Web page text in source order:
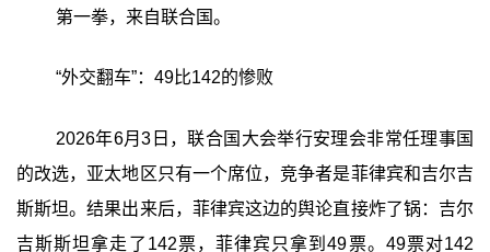
第一拳，来自联合国。
“外交翻车”：49比142的惨败
2026年6月3日，联合国大会举行安理会非常任理事国
的改选，亚太地区只有一个席位，竞争者是菲律宾和吉尔吉
斯斯坦。结果出来后，菲律宾这边的舆论直接炸了锅：吉尔
吉斯斯坦拿走了142票，菲律宾只拿到49票。49票对142